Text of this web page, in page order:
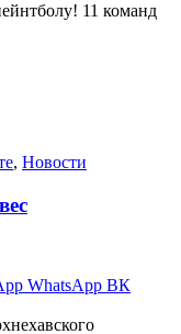
11 команд
, Новости
WhatsApp ВК